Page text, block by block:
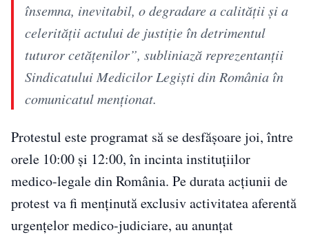
însemna, inevitabil, o degradare a calităţii şi a
celerităţii actului de justiţie în detrimentul
tuturor cetăţenilor”, subliniază reprezentanţii
Sindicatului Medicilor Legişti din România în
comunicatul menţionat.
Protestul este programat să se desfășoare joi, între
orele 10:00 și 12:00, în incinta instituțiilor
medico-legale din România. Pe durata acțiunii de
protest va fi menținută exclusiv activitatea aferentă
urgențelor medico-judiciare, au anunțat